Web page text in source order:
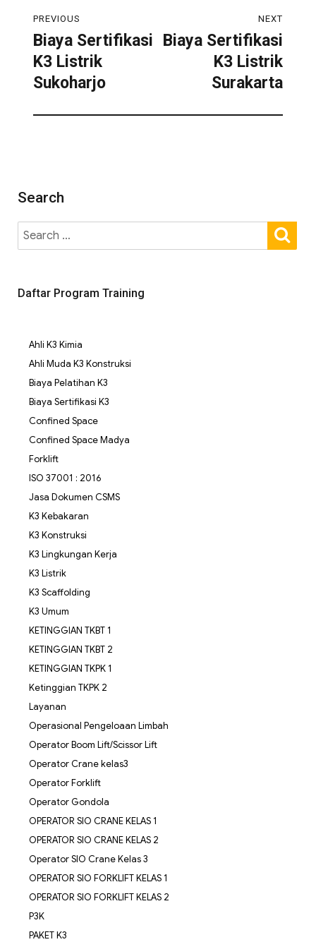
PREVIOUS
Biaya Sertifikasi
K3 Listrik
Sukoharjo
NEXT
Biaya Sertifikasi
K3 Listrik
Surakarta
Search
Daftar Program Training
Ahli K3 Kimia
Ahli Muda K3 Konstruksi
Biaya Pelatihan K3
Biaya Sertifikasi K3
Confined Space
Confined Space Madya
Forklift
ISO 37001 : 2016
Jasa Dokumen CSMS
K3 Kebakaran
K3 Konstruksi
K3 Lingkungan Kerja
K3 Listrik
K3 Scaffolding
K3 Umum
KETINGGIAN TKBT 1
KETINGGIAN TKBT 2
KETINGGIAN TKPK 1
Ketinggian TKPK 2
Layanan
Operasional Pengeloaan Limbah
Operator Boom Lift/Scissor Lift
Operator Crane kelas3
Operator Forklift
Operator Gondola
OPERATOR SIO CRANE KELAS 1
OPERATOR SIO CRANE KELAS 2
Operator SIO Crane Kelas 3
OPERATOR SIO FORKLIFT KELAS 1
OPERATOR SIO FORKLIFT KELAS 2
P3K
PAKET K3